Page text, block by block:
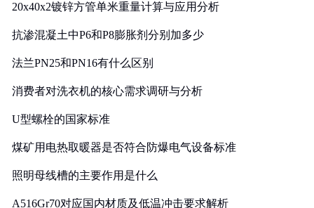
20x40x2镀锌方管单米重量计算与应用分析
抗渗混凝土中P6和P8膨胀剂分别加多少
法兰PN25和PN16有什么区别
消费者对洗衣机的核心需求调研与分析
U型螺栓的国家标准
煤矿用电热取暖器是否符合防爆电气设备标准
照明母线槽的主要作用是什么
A516Gr70对应国内材质及低温冲击要求解析